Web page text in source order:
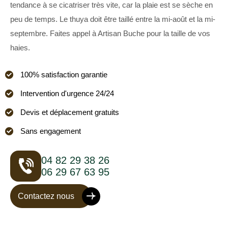
tendance à se cicatriser très vite, car la plaie est se sèche en
peu de temps. Le thuya doit être taillé entre la mi-août et la mi-
septembre. Faites appel à Artisan Buche pour la taille de vos
haies.
100% satisfaction garantie
Intervention d'urgence 24/24
Devis et déplacement gratuits
Sans engagement
04 82 29 38 26
06 29 67 63 95
Contactez nous